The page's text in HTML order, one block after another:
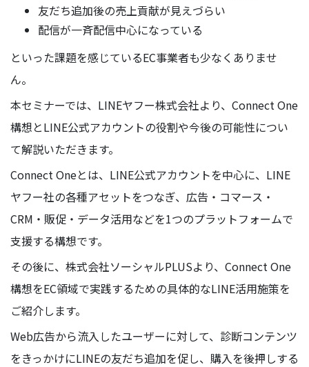
友だち追加後の売上貢献が見えづらい
配信が一斉配信中心になっている
といった課題を感じているEC事業者も少なくありませ
ん。
本セミナーでは、LINEヤフー株式会社より、Connect One
構想とLINE公式アカウントの役割や今後の可能性につい
て解説いただきます。
Connect Oneとは、LINE公式アカウントを中心に、LINE
ヤフー社の各種アセットをつなぎ、広告・コマース・
CRM・販促・データ活用などを1つのプラットフォームで
支援する構想です。
その後に、株式会社ソーシャルPLUSより、Connect One
構想をEC領域で実践するための具体的なLINE活用施策を
ご紹介します。
Web広告から流入したユーザーに対して、診断コンテンツ
をきっかけにLINEの友だち追加を促し、購入を後押しする